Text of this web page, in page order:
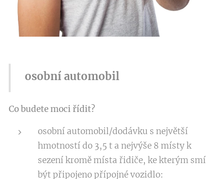
osobní automobil
Co budete moci řídit?
osobní automobil/dodávku s největší
hmotností do 3,5 t a nejvýše 8 místy k
sezení kromě místa řidiče, ke kterým smí
být připojeno přípojné vozidlo: